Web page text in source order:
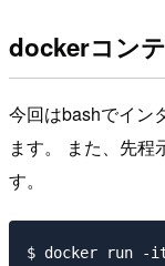
dockerコン
今回はbashでイン
ます。 また、先程
す。